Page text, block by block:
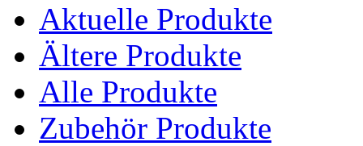
Aktuelle Produkte
Ältere Produkte
Alle Produkte
Zubehör Produkte